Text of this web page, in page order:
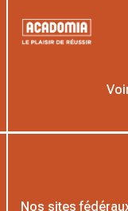
Nos sites